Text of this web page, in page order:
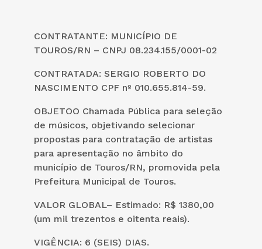
CONTRATANTE: MUNICÍPIO DE
TOUROS/RN – CNPJ 08.234.155/0001-02
CONTRATADA: SERGIO ROBERTO DO
NASCIMENTO CPF nº 010.655.814-59.
OBJETOO Chamada Pública para seleção
de músicos, objetivando selecionar
propostas para contratação de artistas
para apresentação no âmbito do
município de Touros/RN, promovida pela
Prefeitura Municipal de Touros.
VALOR GLOBAL– Estimado: R$ 1380,00
(um mil trezentos e oitenta reais).
VIGÊNCIA: 6 (SEIS) DIAS.